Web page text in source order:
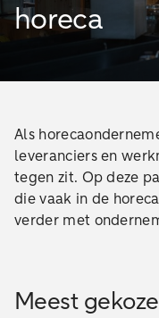
horeca
Als
leveranciers en
tegen zit. Op deze
die vaak in de
verder met
Meest